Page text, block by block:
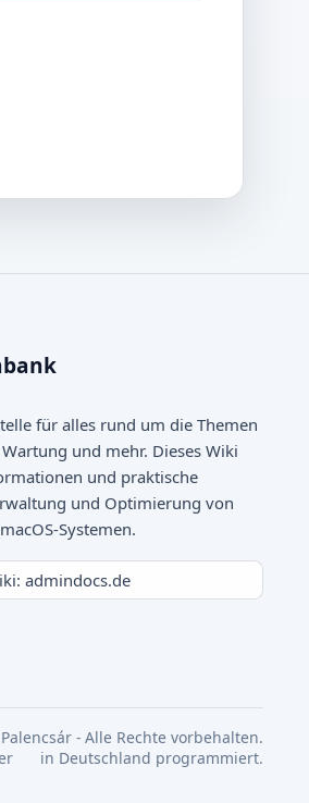
für alles rund um die Themen
und mehr. Dieses Wiki
und praktische
und Optimierung von
Systemen.
admindocs.de
- Alle Rechte vorbehalten.
in Deutschland programmiert.